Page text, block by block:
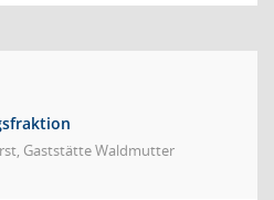
Gaststätte Waldmutter